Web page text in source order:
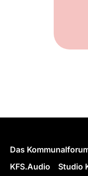
Das
KFS.Audio
Studio